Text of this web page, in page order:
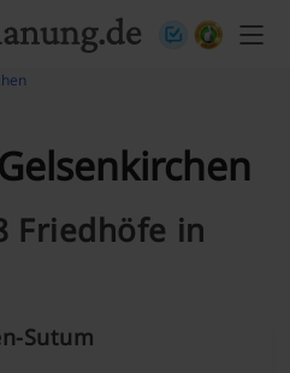
Friedhöfe in
Sutum